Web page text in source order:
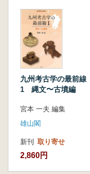
鷹島海底遺跡(池
竹松遺跡(川畑 敏
九州・南島出土
九州の板碑(原田
北部九州の山城(
九州南部三国の
芦屋釜―中世の
大友館(五十川 雄
3 近世
小倉城(佐藤 浩司)
中津城(浦井 直幸)
豊後府内城(木村
九州考古学の最前線
1 縄文〜古墳編
宮本 一夫 編集
雄山閣
新刊 取り寄せ
2,860円